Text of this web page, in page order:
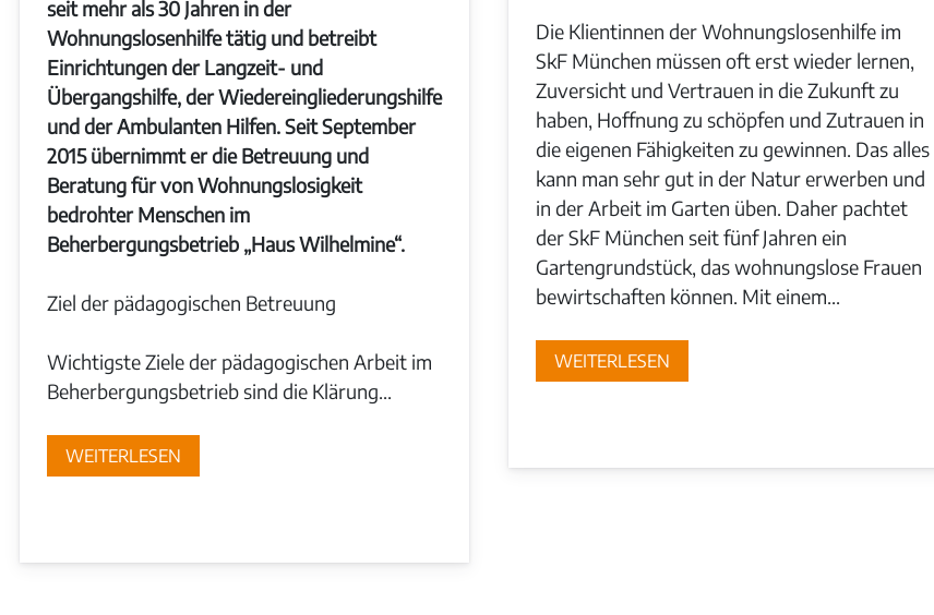
seit mehr als 30 Jahren in der
Wohnungslosenhilfe tätig und betreibt
Einrichtungen der Langzeit- und
Übergangshilfe, der Wiedereingliederungshilfe
und der Ambulanten Hilfen. Seit September
2015 übernimmt er die Betreuung und
Beratung für von Wohnungslosigkeit
bedrohter Menschen im
Beherbergungsbetrieb „Haus Wilhelmine“.
Ziel der pädagogischen Betreuung
Wichtigste Ziele der pädagogischen Arbeit im
Beherbergungsbetrieb sind die Klärung...
WEITERLESEN
Die Klientinnen der Wohnungslosenhilfe im
SkF München müssen oft erst wieder lernen,
Zuversicht und Vertrauen in die Zukunft zu
haben, Hoffnung zu schöpfen und Zutrauen in
die eigenen Fähigkeiten zu gewinnen. Das alles
kann man sehr gut in der Natur erwerben und
in der Arbeit im Garten üben. Daher pachtet
der SkF München seit fünf Jahren ein
Gartengrundstück, das wohnungslose Frauen
bewirtschaften können. Mit einem...
WEITERLESEN